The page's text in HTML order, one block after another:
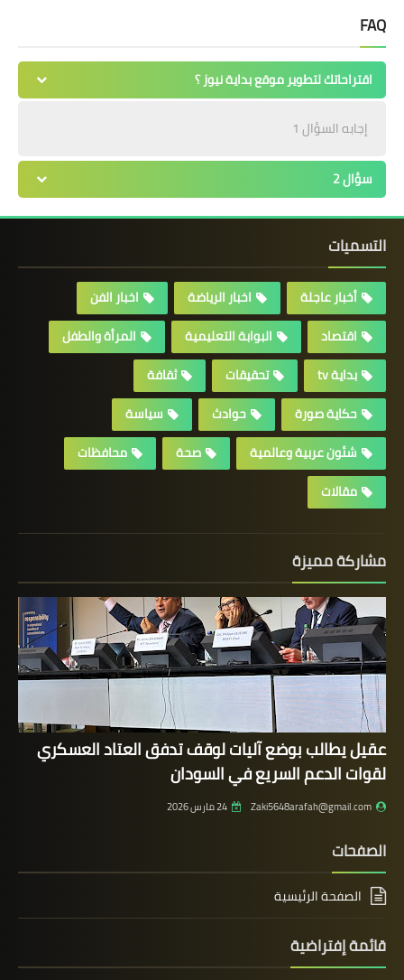
FAQ
اقتراحاتك لتطوير موقع بداية نيوز ؟
إجابه السؤال 1
سؤال 2
التسميات
أخبار عاجلة اخبار الرياضة
اخبار الفن
اقتصاد
البوابة التعليمية
المرأة والطفل
بداية tv
تحقيقات
ثقافة
حكاية صورة
حوادث
سياسة
شئون عربية وعالمية
صحة
محافظات
مقالات
مشاركة مميزة
عقيل يطالب بوضع آليات لوقف تدفق العتاد العسكري
لقوات الدعم السريع في السودان
Zaki5648arafah@gmail.com 24 مارس 2026
الصفحات
الصفحة الرئيسية
قائمة إفتراضية